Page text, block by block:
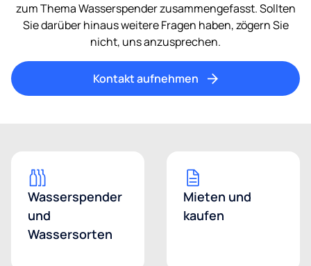
zum Thema Wasserspender zusammengefasst. Sollten
Sie darüber hinaus weitere Fragen haben, zögern Sie
nicht, uns anzusprechen.
Kontakt aufnehmen
Wasserspender
und
Wassersorten
Mieten und
kaufen